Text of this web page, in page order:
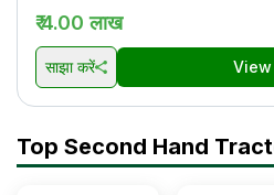
₹ 4.00 लाख
साझा करें
Top Second Hand